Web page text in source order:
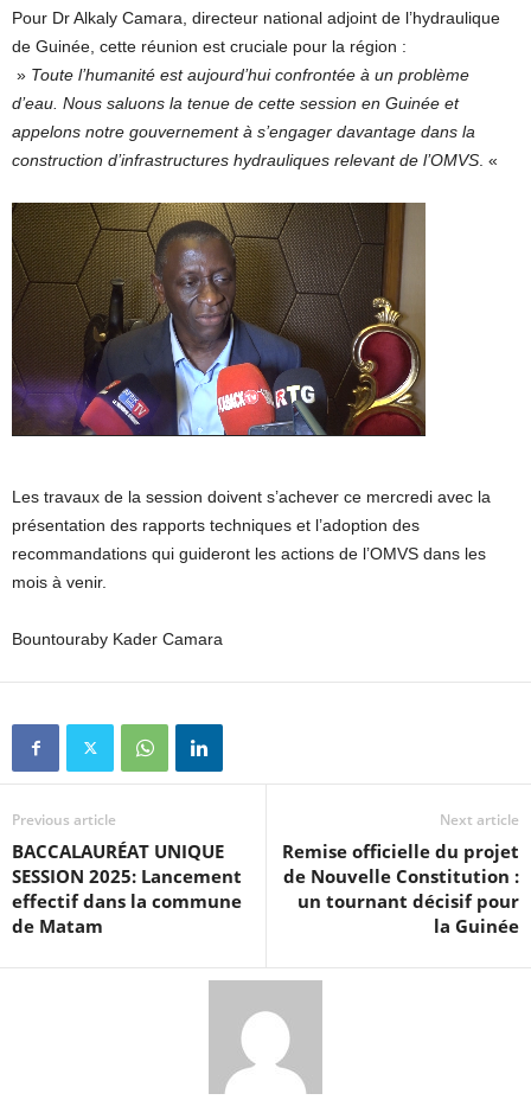
Pour Dr Alkaly Camara, directeur national adjoint de l’hydraulique
de Guinée, cette réunion est cruciale pour la région :
» Toute l’humanité est aujourd’hui confrontée à un problème
d’eau. Nous saluons la tenue de cette session en Guinée et
appelons notre gouvernement à s’engager davantage dans la
construction d’infrastructures hydrauliques relevant de l’OMVS . «
Les travaux de la session doivent s’achever ce mercredi avec la
présentation des rapports techniques et l’adoption des
recommandations qui guideront les actions de l’OMVS dans les
mois à venir.
Bountouraby Kader Camara
Previous article
BACCALAURÉAT UNIQUE
SESSION 2025: Lancement
effectif dans la commune
de Matam
Next article
Remise officielle du projet
de Nouvelle Constitution :
un tournant décisif pour
la Guinée